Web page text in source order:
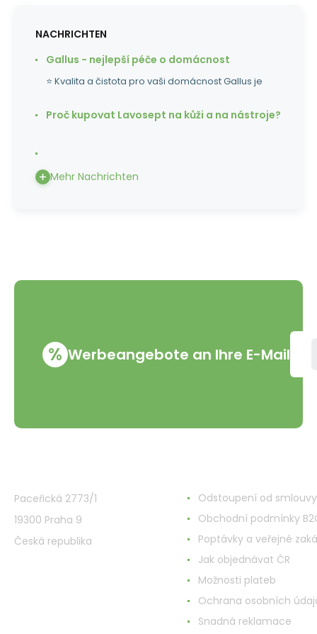
NACHRICHTEN
Gallus - nejlepší péče o domácnost
⭐ Kvalita a čistota pro vaši domácnost Gallus je
Proč kupovat Lavosept na kůži a na nástroje?
Mehr Nachrichten
% Werbeangebote an Ihre E-Mail
Paceřická 2773/1
19300 Praha 9
Česká republika
Odstoupení od smlouvy
Obchodní podmínky
Poptávky a veřejné
Jak objednávat ČR
Možnosti plateb
Ochrana osobních
Snadná reklamace